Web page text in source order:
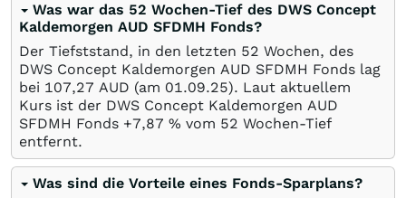
Was war das 52 Wochen-Tief des DWS Concept
Kaldemorgen AUD SFDMH Fonds?
Der Tiefststand, in den letzten 52 Wochen, des
DWS Concept Kaldemorgen AUD SFDMH Fonds lag
bei 107,27 AUD (am 01.09.25). Laut aktuellem
Kurs ist der DWS Concept Kaldemorgen AUD
SFDMH Fonds +7,87 % vom 52 Wochen-Tief
entfernt.
Was sind die Vorteile eines Fonds-Sparplans?